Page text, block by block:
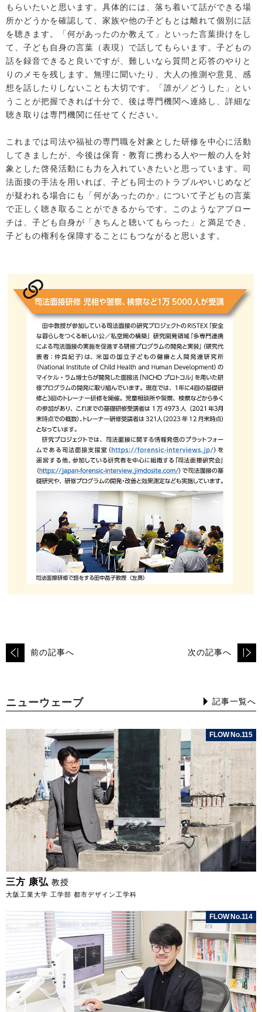
もらいたいと思います。具体的には、落ち着いて話ができる場
所かどうかを確認して、家族や他の子どもとは離れて個別に話
を聴きます。「何があったのか教えて」といった言葉掛けをし
て、子ども自身の言葉（表現）で話してもらいます。子どもの
話を録音できると良いですが、難しいなら質問と応答のやりと
りのメモを残します。無理に聞いたり、大人の推測や意見、感
想を話したりしないことも大切です。「誰が／どうした」とい
うことが把握できれば十分で、後は専門機関へ連絡し、詳細な
聴き取りは専門機関に任せてください。
これまでは司法や福祉の専門職を対象とした研修を中心に活動
してきましたが、今後は保育・教育に携わる人や一般の人を対
象とした啓発活動にも力を入れていきたいと思っています。司
法面接の手法を用いれば、子ども同士のトラブルやいじめなど
が疑われる場合にも「何があったのか」について子どもの言葉
で正しく聴き取ることができるからです。このようなアプロー
チは、子ども自身が「きちんと聴いてもらった」と満足でき、
子どもの権利を保障することにもつながると思います。
前の記事へ 次の記事へ
ニューウェーブ 記事一覧へ
FLOW No.115
三方 康弘 教授
大阪工業大学 工学部 都市デザイン工学科
FLOW No.114